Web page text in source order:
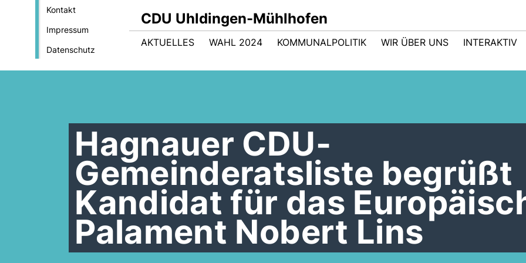
Kontakt
Impressum
Datenschutz
CDU Uhldingen-Mühlhofen
AKTUELLES WAHL 2024 KOMMUNALPOLITIK WIR ÜBER UNS INTERAKTIV
Hagnauer CDU-
Gemeinderatsliste begrüßt
Kandidat für das
Palament Nobert Lins